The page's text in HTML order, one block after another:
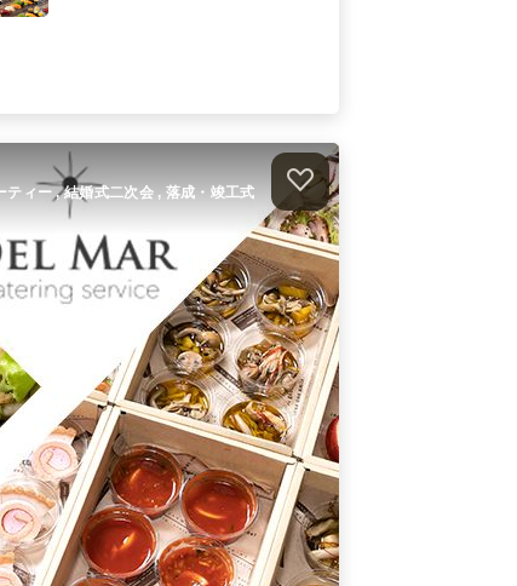
鮨うえさわ 全品小分け・粋～IKI～
オードブル
鮨うえさわ 全品小分け・手毬鮨と懐
石 旬彩
オードブル
2,700円/人
ィー , 結婚式二次会 , 落成・竣工式